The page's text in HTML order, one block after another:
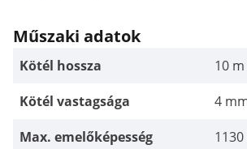
Műszaki adatok
Kötél hossza
10 m
Kötél vastagsága
4
Max. emelőképesség
1130